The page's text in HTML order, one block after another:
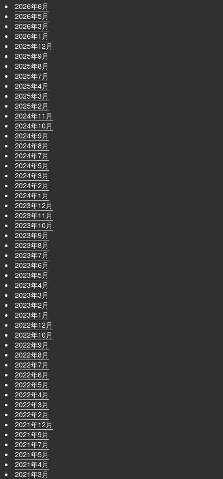
2026年6月
2026年5月
2026年3月
2026年1月
2025年12月
2025年9月
2025年8月
2025年7月
2025年4月
2025年3月
2025年2月
2024年11月
2024年10月
2024年9月
2024年8月
2024年7月
2024年5月
2024年3月
2024年2月
2024年1月
2023年12月
2023年11月
2023年10月
2023年9月
2023年8月
2023年7月
2023年6月
2023年5月
2023年4月
2023年3月
2023年2月
2023年1月
2022年12月
2022年10月
2022年9月
2022年8月
2022年7月
2022年6月
2022年5月
2022年4月
2022年3月
2022年2月
2021年12月
2021年9月
2021年7月
2021年5月
2021年4月
2021年3月